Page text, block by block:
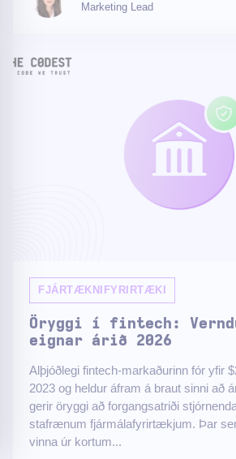
Marketing Lead
FJÁRTÆKNIFYRIRTÆKI
Öryggi í fintech:
eignar árið 2026
Alþjóðlegi fintech-markaðurinn fór yfir
2023 og heldur áfram á braut sinni að
gerir öryggi að forgangsatriði
stafrænum fjármálafyrirtækjum. Þar
vinna úr kortum...